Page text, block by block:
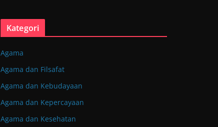
Kategori
Agama
Agama dan Filsafat
Agama dan Kebudayaan
Agama dan Kepercayaan
Agama dan Kesehatan